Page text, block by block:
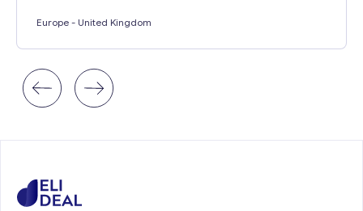
Europe - United Kingdom